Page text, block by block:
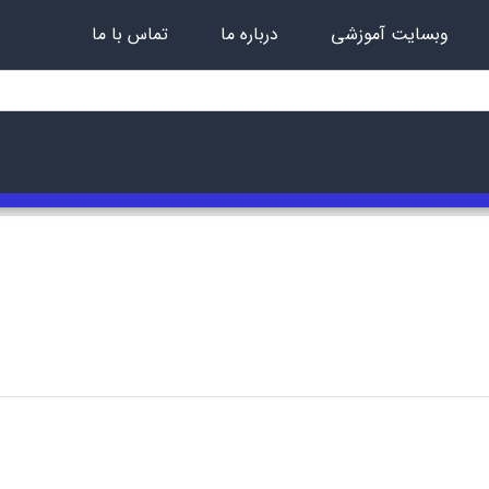
وبسایت آموزشی درباره ما تماس با ما